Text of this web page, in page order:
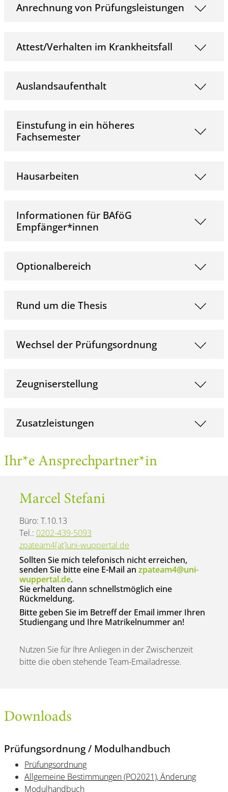
Anrechnung von Prüfungsleistungen
Attest/Verhalten im Krankheitsfall
Auslandsaufenthalt
Einstufung in ein höheres
Fachsemester
Hausarbeiten
Informationen für BAföG
Empfänger*innen
Optionalbereich
Rund um die Thesis
Wechsel der Prüfungsordnung
Zeugniserstellung
Zusatzleistungen
Ihr*e Ansprechpartner*in
Marcel Stefani
Büro: T.10.13
Tel.: 0202-439-5093
zpateam4[at]uni-wuppertal.de
Sollten Sie mich telefonisch nicht erreichen,
senden Sie bitte eine E-Mail an zpateam4@uni-
wuppertal.de.
Sie erhalten dann schnellstmöglich eine
Rückmeldung.
Bitte geben Sie im Betreff der Email immer Ihren
Studiengang und Ihre Matrikelnummer an!
Nutzen Sie für Ihre Anliegen in der Zwischenzeit
bitte die oben stehende Team-Emailadresse.
Downloads
Prüfungsordnung / Modulhandbuch
Prüfungsordnung
Allgemeine Bestimmungen (PO2021), Änderung
Modulhandbuch